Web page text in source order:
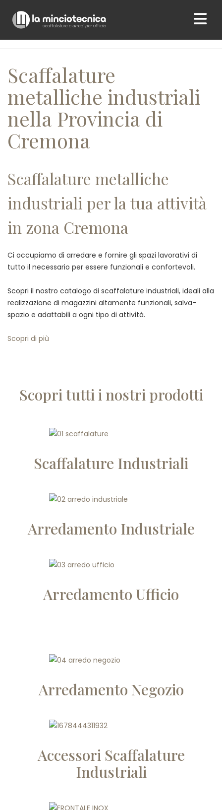
Home/ Scaffalature metalliche industriali nella Provincia di
Scaffalature
metalliche industriali
nella Provincia di
Cremona
Scaffalature metalliche
industriali per la tua attività
in zona Cremona
Ci occupiamo di arredare e fornire gli spazi lavorativi di
tutto il necessario per essere funzionali e confortevoli.
Scopri il nostro catalogo di scaffalature industriali, ideali alla
realizzazione di magazzini altamente funzionali, salva-
spazio e adattabili a ogni tipo di attività.
Scopri di più
Scopri tutti i nostri prodotti
Scaffalature Industriali
Arredamento Industriale
Arredamento Ufficio
Arredamento Negozio
Accessori Scaffalature
Industriali